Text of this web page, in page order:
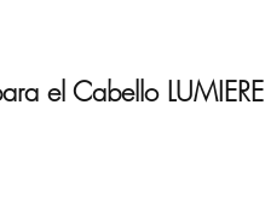
el Cabello LUMIERE